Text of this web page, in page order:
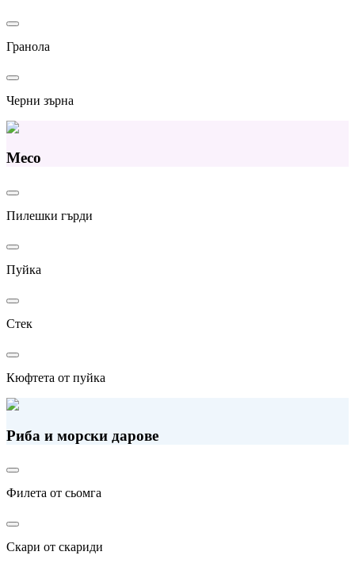
Гранола
Черни зърна
Месо
Пилешки гърди
Пуйка
Стек
Кюфтета от пуйка
Риба и морски дарове
Филета от сьомга
Скари от скариди